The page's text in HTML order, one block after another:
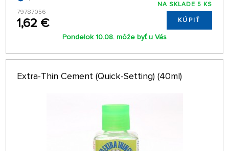
79787056
1,62 €
NA SKLADE 5 KS
KÚPIŤ
Pondelok 10.08. môže byť u Vás
Extra-Thin Cement (Quick-Setting) (40ml)